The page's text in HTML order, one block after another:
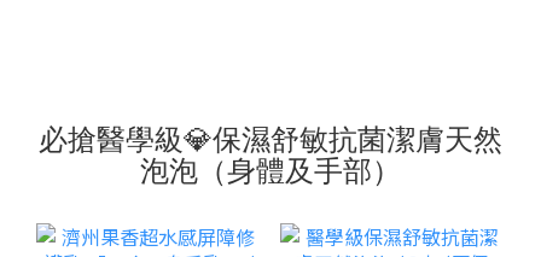
必搶醫學級💎保濕舒敏抗菌潔膚天然
泡泡（身體及手部）